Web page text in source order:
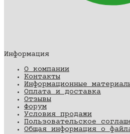
Информация
О компании
Контакты
Информационные
Оплата и доставка
Отзывы
Форум
Условия продажи
Пользовательское
Общая информация о